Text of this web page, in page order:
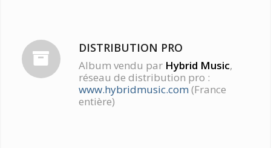
DISTRIBUTION PRO
Album vendu par Hybrid Music,
réseau de distribution pro :
www.hybridmusic.com (France
entière)